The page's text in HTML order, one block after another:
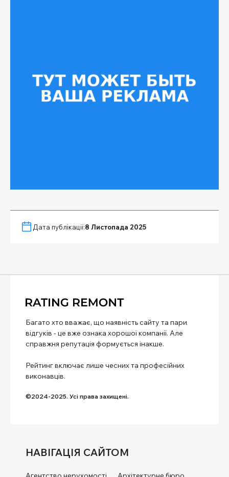
Дата публікації:8 Листопада 2025
Багато хто вважає, що наявність сайту та пари
відгуків - це вже ознака хорошої компанії. Але
справжня репутація формується інакше.
Рейтинг включає лише чесних та професійних
виконавців.
©2024-2025. Усі права захищені.
НАВІГАЦІЯ САЙТОМ